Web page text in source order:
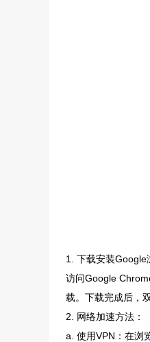
1. 下载安装Google
访问Google
载。下载完成后，
2. 网络加速方法：
a. 使用VPN：在浏